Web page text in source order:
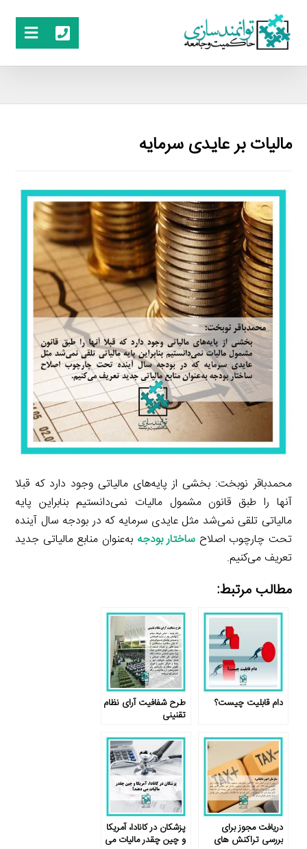
مالیات بر عایدی سرمایه
محمدباقر نوبخت: بخشی از پایه‌های مالیاتی وجود دارد که قبلا
آنها را طبق قانون مشمول مالیات نمی‌دانستیم بنابراین پایه
مالیاتی تلقی نمی‌شد مثل عایدی سرمایه که در بودجه سال آینده
تحت چارچوب اصلاح ساختار بودجه به‌عنوان منابع مالیاتی جدید
تعریف می‌کنیم.
مطالب مرتبط:
دام قابلیت چیست؟
طرح شفافیت آرای نظام
تقنینی
دریافت مجوز برای
بررسی تراکنش های
پزشکان در کانادا، آمریکا
و چین چقدر مالیات می